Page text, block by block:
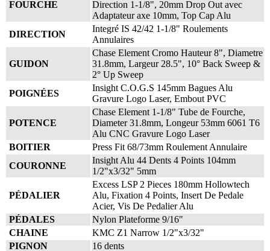
FOURCHE
Direction 1-1/8", 20mm Drop Out avec
Adaptateur axe 10mm, Top Cap Alu
DIRECTION
Integré IS 42/42 1-1/8" Roulements
Annulaires
GUIDON
Chase Element Cromo Hauteur 8", Diametre
31.8mm, Largeur 28.5", 10° Back Sweep &
2° Up Sweep
POIGNÉES
Insight C.O.G.S 145mm Bagues Alu
Gravure Logo Laser, Embout PVC
POTENCE
Chase Element 1-1/8" Tube de Fourche,
Diameter 31.8mm, Longeur 53mm 6061 T6
Alu CNC Gravure Logo Laser
BOITIER
Press Fit 68/73mm Roulement Annulaire
COURONNE
Insight Alu 44 Dents 4 Points 104mm
1/2"x3/32" 5mm
PÉDALIER
Excess LSP 2 Pieces 180mm Hollowtech
Alu, Fixation 4 Points, Insert De Pedale
Acier, Vis De Pedalier Alu
PÉDALES
Nylon Plateforme 9/16"
CHAINE
KMC Z1 Narrow 1/2"x3/32"
PIGNON
16 dents